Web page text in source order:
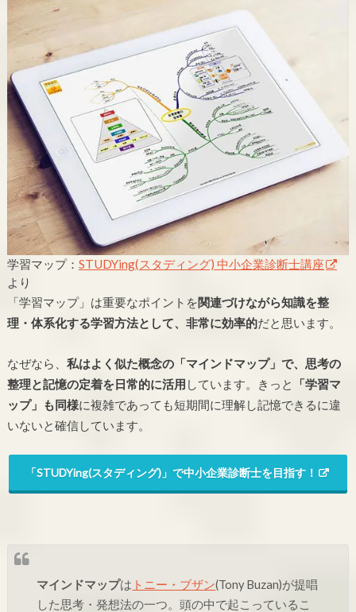
学習マップ： STUDYing(スタディング) 中小企業診断士講座
より
「学習マップ」は重要なポイントを関連づけながら知識を整
理・体系化する学習方法として、非常に効率的だと思います。
なぜなら、 私はよく似た概念の「マインドマップ」で、思考の
整理と記憶の定着を日常的に活用 しています。きっと
「学習マ
ップ」も同様に複雑であっても短期間に理解し記憶できるに違
いないと確信しています。
「STUDYing(スタディング)」で中小企業診断士を目指す！
マインドマップは トニー・ブザン(Tony Buzan)が提唱
した思考・発想法の一つ。頭の中で起こっているこ